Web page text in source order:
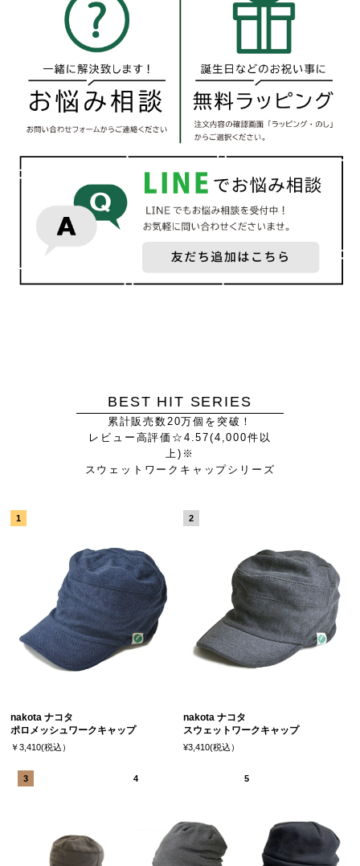
BEST HIT SERIES
累計販売数20万個を突破！
レビュー高評価☆4.57(4,000件以
上)※
スウェットワークキャップシリーズ
nakota ナコタ
ポロメッシュワークキャップ
￥3,410(税込）
nakota ナコタ
スウェットワークキャップ
¥3,410(税込）